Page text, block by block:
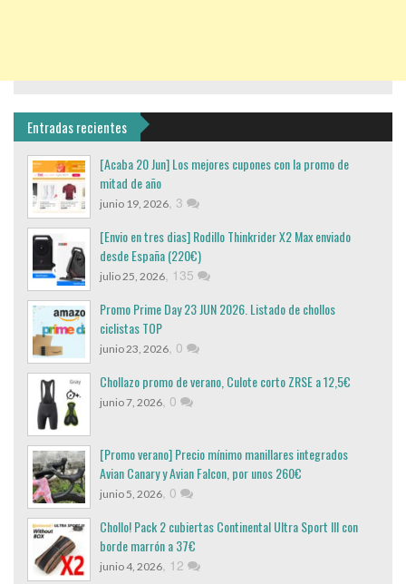
Entradas recientes
[Acaba 20 Jun] Los mejores cupones con la promo de
mitad de año
junio 19, 2026, 3
[Envio en tres dias] Rodillo Thinkrider X2 Max enviado
desde España (220€)
julio 25, 2026, 135
Promo Prime Day 23 JUN 2026. Listado de chollos
ciclistas TOP
junio 23, 2026, 0
Chollazo promo de verano, Culote corto ZRSE a 12,5€
junio 7, 2026, 0
[Promo verano] Precio mínimo manillares integrados
Avian Canary y Avian Falcon, por unos 260€
junio 5, 2026, 0
Chollo! Pack 2 cubiertas Continental Ultra Sport III con
borde marrón a 37€
junio 4, 2026, 12